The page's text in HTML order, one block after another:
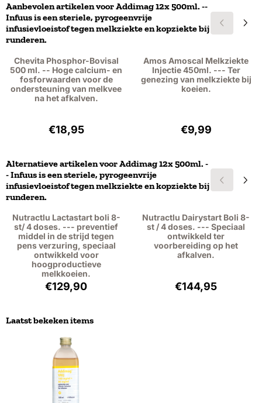
Aanbevolen artikelen voorAddimag 12x 500ml. --
Infuus is een steriele, pyrogeenvrije
infusievloeistof tegen melkziekte en kopziekte bij
runderen.
Chevita Phosphor-Bovisal
500 ml. -- Hoge calcium- en
fosforwaarden voor de
ondersteuning van melkvee
na het afkalven.
Prijs: 18,95, exclusief btw: 15,66
€18,95
Amos Amoscal Melkziekte
Injectie 450ml. --- Ter
genezing van melkziekte bij
koeien.
Prijs: 9,99,
€9,99
Alternatieve artikelen voorAddimag 12x 500ml. -
- Infuus is een steriele, pyrogeenvrije
infusievloeistof tegen melkziekte en kopziekte bij
runderen.
Nutractlu Lactastart boli 8-
st/ 4 doses. --- preventief
middel in de strijd tegen
pens verzuring, speciaal
ontwikkeld voor
hoogproductieve
melkkoeien.
Prijs: 129,90, exclusief btw: 107,36
€129,90
Nutractlu Dairystart Boli 8-
st / 4 doses. --- Speciaal
ontwikkeld ter
voorbereiding op het
afkalven.
Prijs: 144,95,
€144,95
Laatst bekeken items